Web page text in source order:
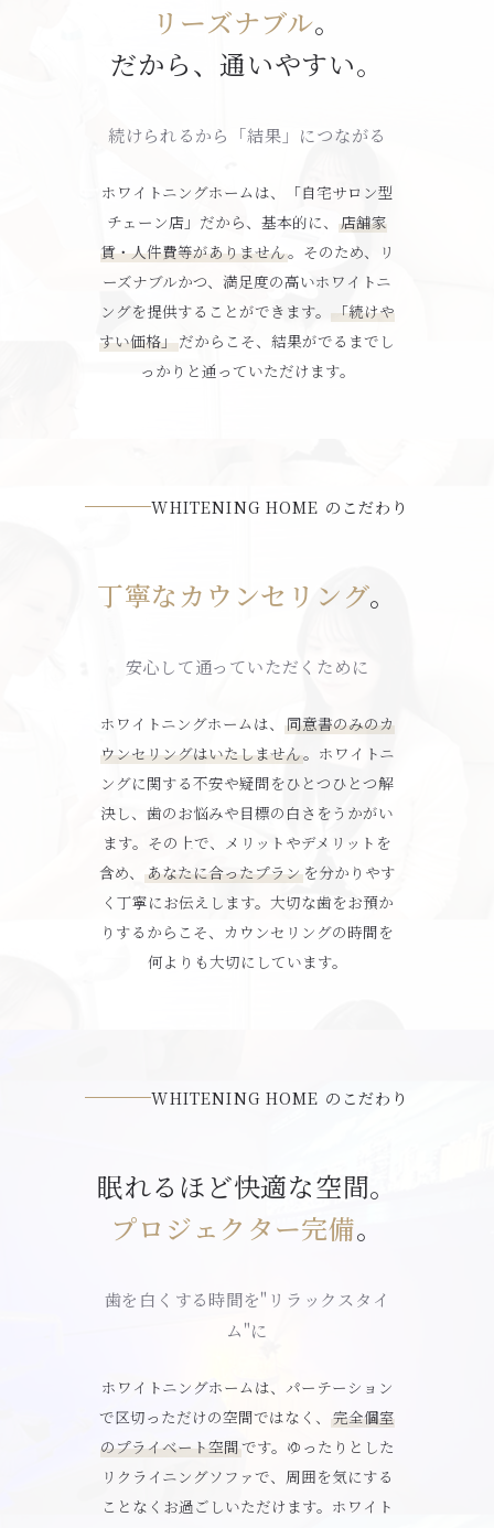
リーズナブル。
だから、通いやすい。
続けられるから「結果」につながる
ホワイトニングホームは、「自宅サロン型
チェーン店」だから、基本的に、 店舗家
賃・人件費等がありません。そのため、リ
ーズナブルかつ、満足度の高いホワイトニ
ングを提供することができます。 「続けや
すい価格」だからこそ、結果がでるまでし
っかりと通っていただけます。
WHITENING HOME のこだわり
丁寧なカウンセリング。
安心して通っていただくために
ホワイトニングホームは、 同意書のみのカ
ウンセリングはいたしません。ホワイトニ
ングに関する不安や疑問をひとつひとつ解
決し、歯のお悩みや目標の白さをうかがい
ます。その上で、メリットやデメリットを
含め、 あなたに合ったプランを分かりやす
く丁寧にお伝えします。大切な歯をお預か
りするからこそ、カウンセリングの時間を
何よりも大切にしています。
WHITENING HOME のこだわり
眠れるほど快適な空間。
プロジェクター完備。
歯を白くする時間を"リラックスタイ
ム"に
ホワイトニングホームは、パーテーション
で区切っただけの空間ではなく、 完全個室
のプライベート空間です。ゆったりとした
リクライニングソファで、周囲を気にする
ことなくお過ごしいただけます。ホワイト